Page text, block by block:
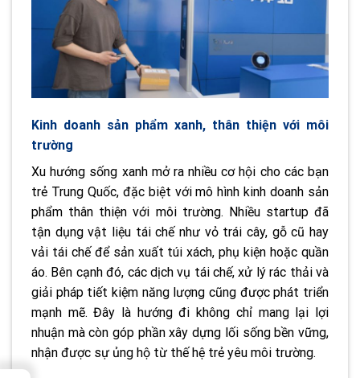
Kinh doanh sản phẩm xanh, thân thiện với môi
trường
Xu hướng sống xanh mở ra nhiều cơ hội cho các bạn
trẻ Trung Quốc, đặc biệt với mô hình kinh doanh sản
phẩm thân thiện với môi trường. Nhiều startup đã
tận dụng vật liệu tái chế như vỏ trái cây, gỗ cũ hay
vải tái chế để sản xuất túi xách, phụ kiện hoặc quần
áo. Bên cạnh đó, các dịch vụ tái chế, xử lý rác thải và
giải pháp tiết kiệm năng lượng cũng được phát triển
mạnh mẽ. Đây là hướng đi không chỉ mang lại lợi
nhuận mà còn góp phần xây dựng lối sống bền vững,
nhận được sự ủng hộ từ thế hệ trẻ yêu môi trường.